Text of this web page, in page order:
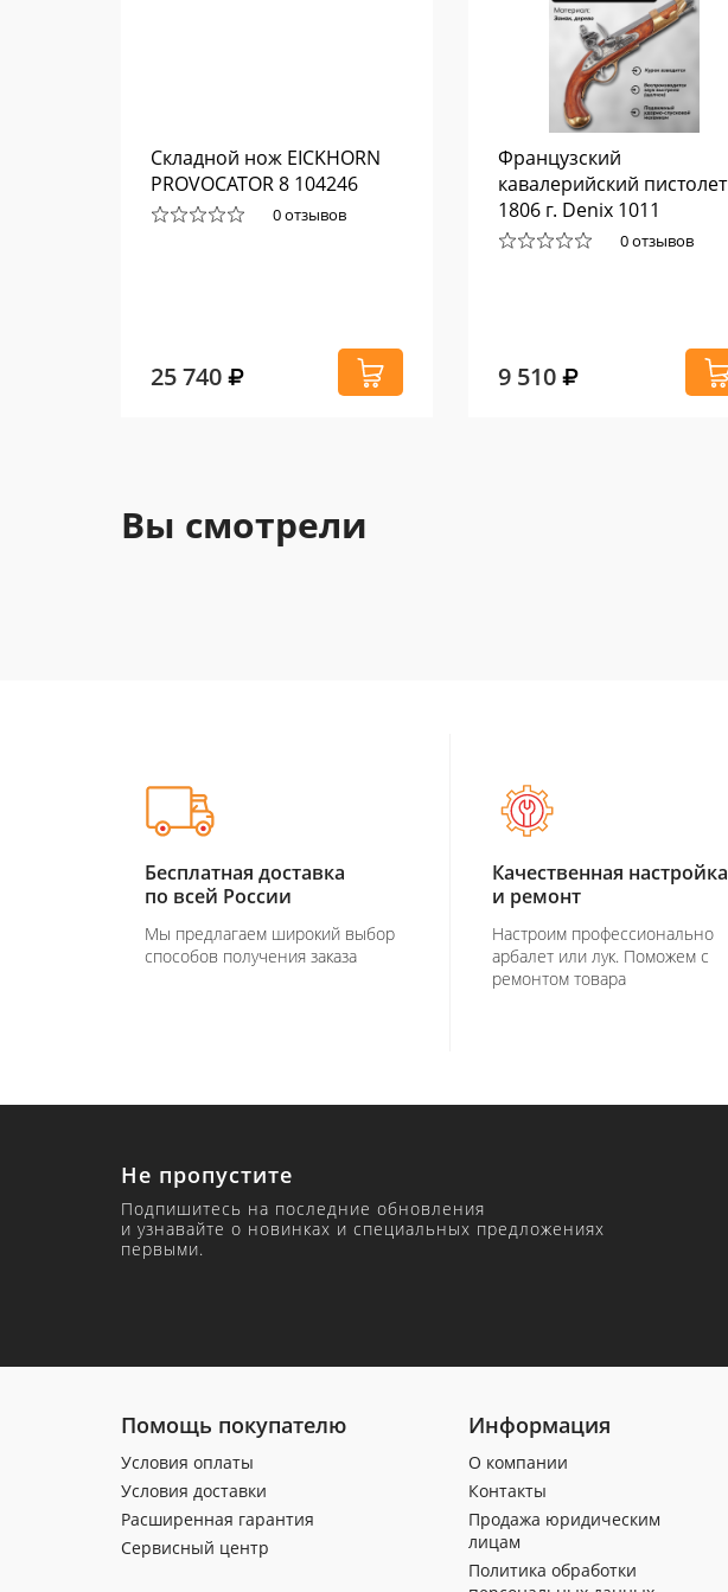
Складной нож EICKHORN
PROVOCATOR 8 104246
0 отзывов
25 740
Французский
кавалерийский пистолет
1806 г. Denix 1011
0 отзывов
9 510
Вы смотрели
Бесплатная доставка
по всей России
Мы предлагаем широкий выбор
способов получения заказа
Качественная настройка
и ремонт
Настроим профессионально
арбалет или лук. Поможем с
ремонтом товара
Не пропустите
Подпишитесь на последние обновления
и узнавайте о новинках и специальных предложениях
первыми.
Помощь покупателю
Условия оплаты
Условия доставки
Расширенная гарантия
Сервисный центр
Информация
О компании
Контакты
Продажа юридическим
лицам
Политика обработки